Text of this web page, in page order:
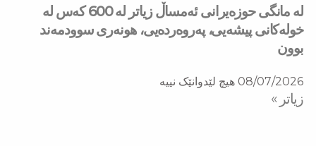
لە مانگی حوزەیرانی ئەمساڵ زیاتر له‌ 600 كه‌س له‌
خولەكانی پیشەیی، پەروەردەیی، هونەری سوودمه‌ند
بوون
08/07/2026 هیچ لێدوانێک نییە
زیاتر »